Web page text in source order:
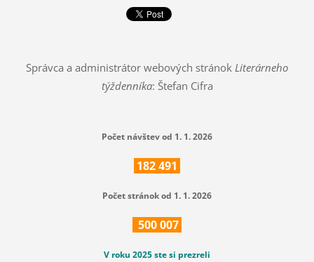
Správca a administrátor webových stránok Literárneho
týždenníka: Štefan Cifra
Počet návštev od 1. 1. 2026
182491
Počet stránok od 1. 1. 2026
500007
V roku 2025 ste si prezreli